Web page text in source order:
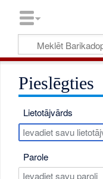
Pieslēgties
Lietotājvārds
Parole